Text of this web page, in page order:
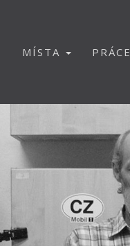
MÍSTA PRÁCE